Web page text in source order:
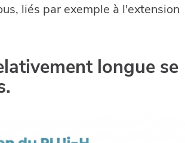
liés par exemple à l'extension
longue se